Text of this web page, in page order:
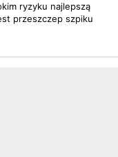
ryzyku najlepszą
przeszczep szpiku